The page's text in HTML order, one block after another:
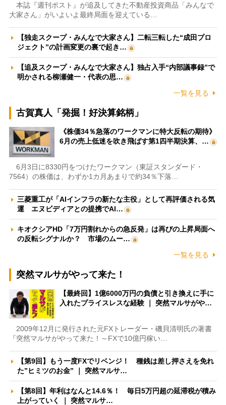
本誌『週刊ポスト』が追及してきた不動産投資商品「みんなで
大家さん」がいよいよ最終局面を迎えている…
【独走スクープ・みんなで大家さん】二転三転した“成田プロ
ジェクト”の計画変更の裏で起き…
【追及スクープ・みんなで大家さん】独占入手“内部議事録”で
明かされる柳瀬健一・代表の思…
一覧を見る
古賀真人「発掘！好決算銘柄」
《株価34％急落のワークマンに特大反転の期待》
6月の売上低迷を吹き飛ばす第1四半期決算、…
6月3日に8330円をつけたワークマン（東証スタンダード・
7564）の株価は、わずか1カ月あまりで約34％下落…
三菱重工が「AIインフラの新たな主役」として再評価される気
運 エヌビディアとの提携でAI…
キオクシアHD「7万円割れからの急反発」は再びの上昇局面へ
の反転シグナルか？ 市場のムー…
一覧を見る
突然マルサがやって来た！
【最終回】1億6000万円の負債と引き換えに手に
入れたプライスレスな経験 ｜ 突然マルサがや…
2009年12月に発行された元FXトレーダー・磯貝清明氏の著書
『突然マルサがやって来た！～FXで10億円稼い…
【第9回】もう一度FXでリベンジ！ 種銭は差し押さえを免れ
た”ヒミツのお金” ｜ 突然マルサ…
【第8回】年利はなんと14.6％！ 毎日5万円超の延滞税が積み
上がっていく ｜ 突然マルサ…